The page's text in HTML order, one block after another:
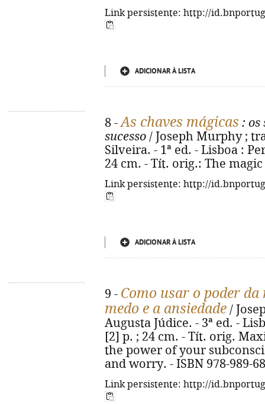
Link persistente: http://
ADICIONAR À LISTA
8 -As chaves mágicas : os
sucesso / Joseph Murphy ;
Silveira. - 1ª ed. - Lisboa :
24 cm. - Tít. orig.: The magic
Link persistente: http://
ADICIONAR À LISTA
9 - Como usar o poder
medo e a ansiedade /
Augusta Júdice. - 3ª ed. -
[2] p. ; 24 cm. - Tít. orig.
the power of your
and worry. - ISBN 978-989-
Link persistente: http://